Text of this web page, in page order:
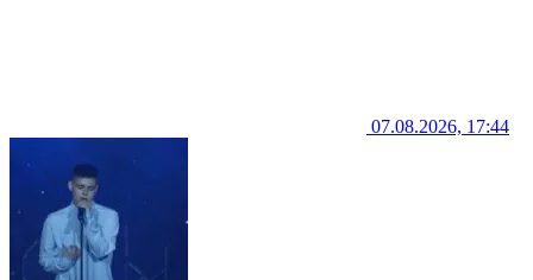
07.08.2026, 17:44